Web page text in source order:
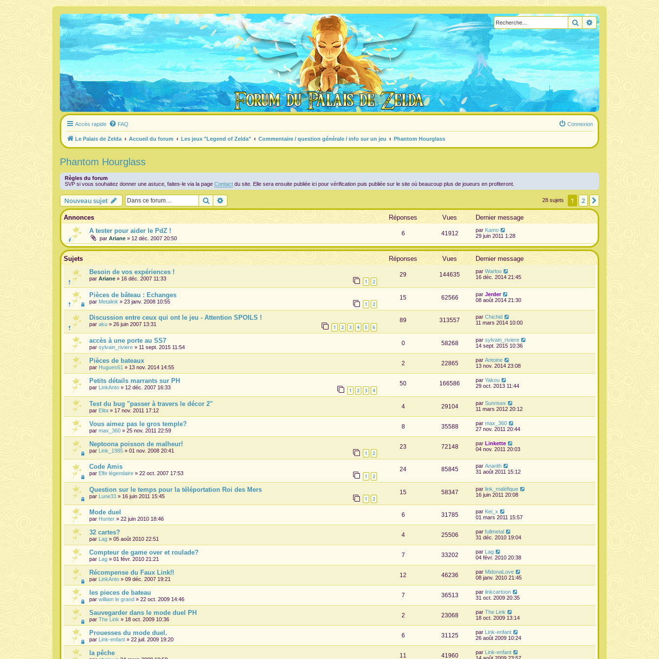
RechercherRecherche avancée
Accès rapide FAQ Connexion
Le Palais de Zelda Accueil du forum Les jeux "Legend of Zelda" Commentaire / question générale / info sur un jeu Phantom Hourglass
Phantom Hourglass
Règles du forum
SVP si vous souhaitez donner une astuce, faites-le via la page Contact du site. Elle sera ensuite publiée ici pour vérification puis publiée sur le site où beaucoup plus de joueurs en profiteront.
Nouveau sujet Rechercher 28 sujets 1 2
Annonces Réponses Vues
Dernier message
A tester pour aider le PdZ !
par Ariane » 12 déc. 2007 20:50
6 41912 par Kamo
29 juin 2011 1:28
Sujets Réponses Vues
Dernier message
Besoin de vos expériences !
par Ariane » 16 déc. 2007 11:33 1 2
29 144635 par Warloo
16 déc. 2014 21:45
Pièces de bâteau : Echanges
par Metalink » 23 janv. 2008 10:55 1 2
15 62566 par Jerder
08 août 2014 21:30
Discussion entre ceux qui ont le jeu - Attention SPOILS !
par aku » 26 juin 2007 13:31 1 2 3 4 5 6
89 313557 par Chichid
11 mars 2014 10:00
accès à une porte au SS7
par sylvain_riviere » 11 sept. 2015 11:54
0 58268 par sylvain_riviere
14 sept. 2015 10:36
Pièces de bateaux
par Hugues61 » 13 nov. 2014 14:55
2 22865 par Antoine
13 nov. 2014 23:08
Petits détails marrants sur PH
par LinkAnto » 12 déc. 2007 16:33 1 2 3 4
50 166586 par Yakou
29 oct. 2013 11:44
Test du bug "passer à travers le décor 2"
par Elita » 17 nov. 2011 17:12
4 29104 par Sunrises
11 mars 2012 20:12
Vous aimez pas le gros temple?
par max_360 » 25 nov. 2011 22:59
8 35588 par max_360
27 nov. 2011 20:44
Neptoona poisson de malheur!
par Link_1985 » 01 nov. 2008 20:41 1 2
23 72148 par Linkette
04 nov. 2011 20:03
Code Amis
par Elfe légendaire » 22 oct. 2007 17:53 1 2
24 85845 par Anarith
31 août 2011 15:12
Question sur le temps pour la téléportation Roi des Mers
par Lune33 » 16 juin 2011 15:45 1 2
15 58347 par link_maléfique
16 juin 2011 20:08
Mode duel
par Hunter » 22 juin 2010 18:46
6 31785 par Kei_x
01 mars 2011 15:57
32 cartes?
par Lag » 05 août 2010 22:51
4 25506 par fullmetal
31 déc. 2010 19:04
Compteur de game over et roulade?
par Lag » 01 févr. 2010 21:21
7 33202 par Lag
04 févr. 2010 20:38
Récompense du Faux Link!!
par LinkAnto » 09 déc. 2007 19:21
12 46236 par MidonaLove
08 janv. 2010 21:45
les pieces de bateau
par william le grand » 22 oct. 2009 14:46
7 36513 par linkcartoon
31 oct. 2009 20:35
Sauvegarder dans le mode duel PH
par The Link » 18 oct. 2009 10:36
2 23068 par The Link
18 oct. 2009 13:14
Prouesses du mode duel.
par Link-enfant » 22 juil. 2009 19:20
6 31125 par Link-enfant
26 août 2009 10:24
la pêche 11 41960 par Link-enfant